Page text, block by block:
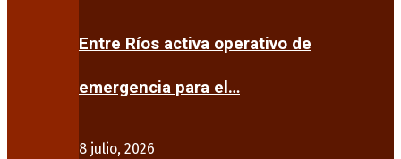
Entre Ríos activa operativo de
emergencia para el…
8 julio, 2026